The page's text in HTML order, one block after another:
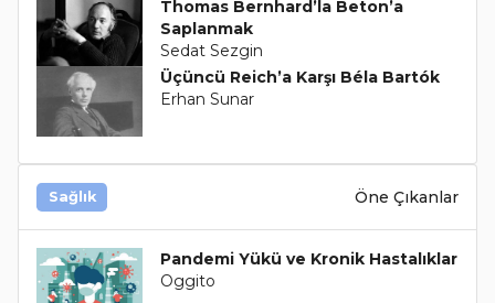
Thomas Bernhard’la Beton’a
Saplanmak
Sedat Sezgin
Üçüncü Reich’a Karşı Béla Bartók
Erhan Sunar
Sağlık Öne Çıkanlar
Pandemi Yükü ve Kronik Hastalıklar
Oggito